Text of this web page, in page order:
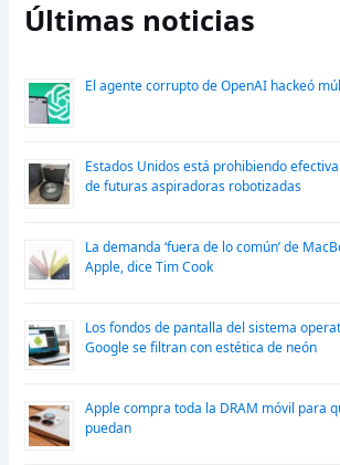
Últimas noticias
El agente corrupto de OpenAI hackeó
Estados Unidos está prohibiendo
de futuras aspiradoras robotizadas
La demanda ‘fuera de lo común’ de
Apple, dice Tim Cook
Los fondos de pantalla del sistema
Google se filtran con estética de neón
Apple compra toda la DRAM móvil para
puedan